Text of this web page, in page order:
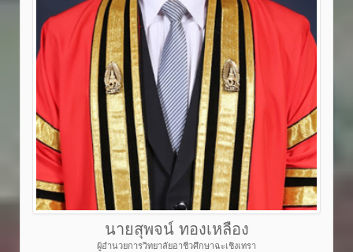
นายสุพจน์ ทองเหลือง
ผู้อำนวยการวิทยาลัยอาชีวศึกษาฉะเชิงเทรา